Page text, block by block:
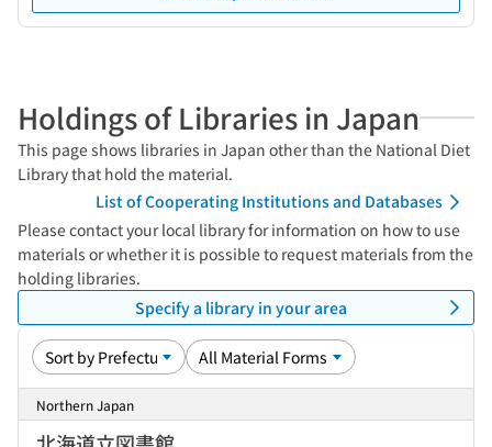
Holdings of Libraries in Japan
This page shows libraries in Japan other than the National Diet
Library that hold the material.
List of Cooperating Institutions and Databases
Please contact your local library for information on how to use
materials or whether it is possible to request materials from the
holding libraries.
Specify a library in your area
Northern Japan